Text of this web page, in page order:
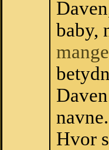
baby,
Hvor